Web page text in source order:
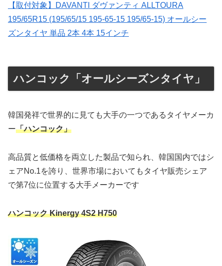
【取付対象】DAVANTI ダヴァンティ ALLTOURA
195/65R15 (195/65/15 195-65-15 195/65-15) オールシー
ズンタイヤ 単品 2本 4本 15インチ
ハンコック「オールシーズンタイヤ」
韓国発祥で世界的に見ても大手の一つであるタイヤメーカ
ー「ハンコック」
高品質と低価格を両立した製品で知られ、韓国国内ではシ
ェアNo.1を誇り、世界市場においてもタイヤ販売シェア
で第7位に位置する大手メーカーです
ハンコック Kinergy 4S2 H750